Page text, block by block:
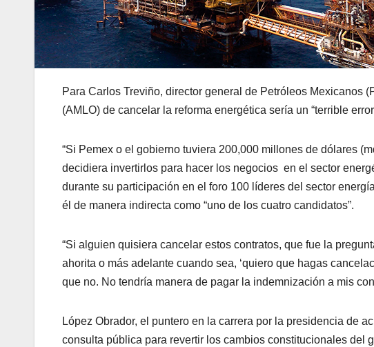
Para Carlos Treviño, director general de Petróleos Mexicanos
(AMLO) de cancelar la reforma energética sería un “terrible
“Si Pemex o el gobierno tuviera 200,000 millones de dólares
decidiera invertirlos para hacer los negocios en el sector
durante su participación en el foro 100 líderes del sector
él de manera indirecta como “uno de los cuatro candidatos”.
“Si alguien quisiera cancelar estos contratos, que fue la
ahorita o más adelante cuando sea, ‘quiero que hagas
que no. No tendría manera de pagar la indemnización a mis
López Obrador, el puntero en la carrera por la presidencia de
consulta pública para revertir los cambios constitucionales del